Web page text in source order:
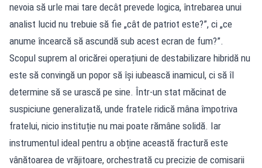
nevoia să urle mai tare decât prevede logica, întrebarea unui
analist lucid nu trebuie să fie „cât de patriot este?”, ci „ce
anume încearcă să ascundă sub acest ecran de fum?”.
Scopul suprem al oricărei operațiuni de destabilizare hibridă nu
este să convingă un popor să își iubească inamicul, ci să îl
determine să se urască pe sine. Într-un stat măcinat de
suspiciune generalizată, unde fratele ridică mâna împotriva
fratelui, nicio instituție nu mai poate rămâne solidă. Iar
instrumentul ideal pentru a obține această fractură este
vânătoarea de vrăjitoare, orchestrată cu precizie de comisarii